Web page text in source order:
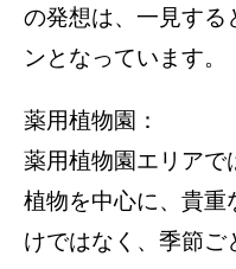
の発想は、一見する
ンとなっています。
薬用植物園：
薬用植物園エリアで
植物を中心に、貴重
けではなく、季節ご